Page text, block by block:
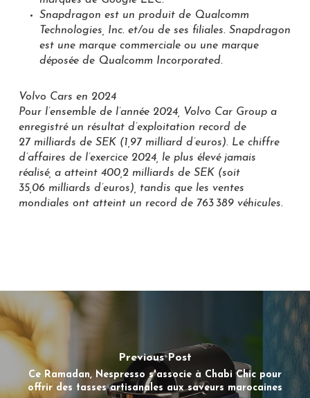
Snapdragon est un produit de Qualcomm
Technologies, Inc. et/ou de ses filiales. Snapdragon
est une marque commerciale ou une marque
déposée de Qualcomm Incorporated.
Volvo Cars en 2024
Pour l’ensemble de l’année 2024, Volvo Car Group a
enregistré un résultat d’exploitation record de
27 milliards de SEK (1,97 milliard d’euros). Le chiffre
d’affaires de l’exercice 2024, le plus élevé jamais
réalisé, a atteint 400,2 milliards de SEK (soit
35,06 milliards d’euros), tandis que les ventes
mondiales ont atteint un record de 763 389 véhicules.
Previous Post
Ce Ramadan, Nespresso s'associe à Chabi Chic pour
offrir des tasses artisanales aux saveurs marocaines